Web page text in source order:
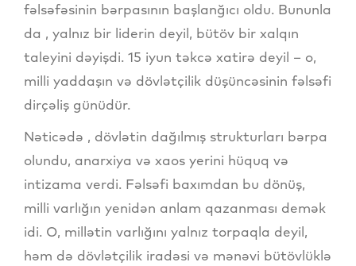
fəlsəfəsinin bərpasının başlanğıcı oldu. Bununla
da , yalnız bir liderin deyil, bütöv bir xalqın
taleyini dəyişdi. 15 iyun təkcə xatirə deyil – o,
milli yaddaşın və dövlətçilik düşüncəsinin fəlsəfi
dirçəliş günüdür.
Nəticədə , dövlətin dağılmış strukturları bərpa
olundu, anarxiya və xaos yerini hüquq və
intizama verdi. Fəlsəfi baxımdan bu dönüş,
milli varlığın yenidən anlam qazanması demək
idi. O, millətin varlığını yalnız torpaqla deyil,
həm də dövlətçilik iradəsi və mənəvi bütövlüklə